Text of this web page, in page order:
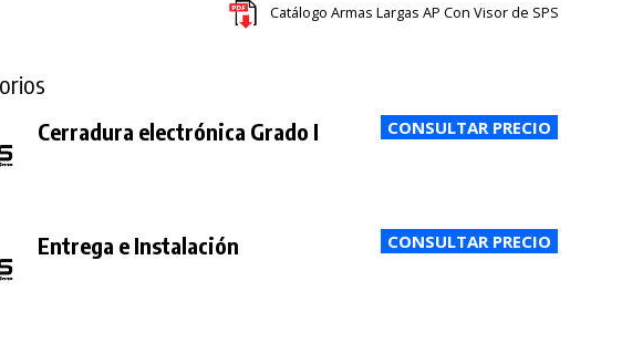
Catálogo Armas Largas AP Con Visor de SPS
Cerradura electrónica Grado I
Entrega e Instalación